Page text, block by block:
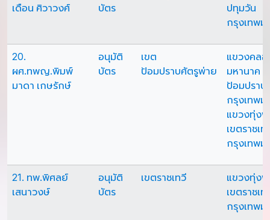
เดือน ศิวาวงศ์
บัตร
ปทุมวัน
กรุงเทพม
20.
ผศ.ทพญ.พิมพ์
มาดา เกษรักษ์
อนุมัติ
บัตร
เขต
ป้อมปราบศัตรูพ่าย
แขวงคลอ
มหานาค เ
ป้อมปรา
กรุงเทพม
แขวงทุ่ง
เขตราชเท
กรุงเทพม
21. ทพ.พิศลย์
เสนาวงษ์
อนุมัติ
บัตร
เขตราชเทวี
แขวงทุ่ง
เขตราชเท
กรุงเทพม